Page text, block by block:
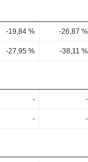
-19,84 % -26,87 %
-27,95 % -38,11 %
- -
- -